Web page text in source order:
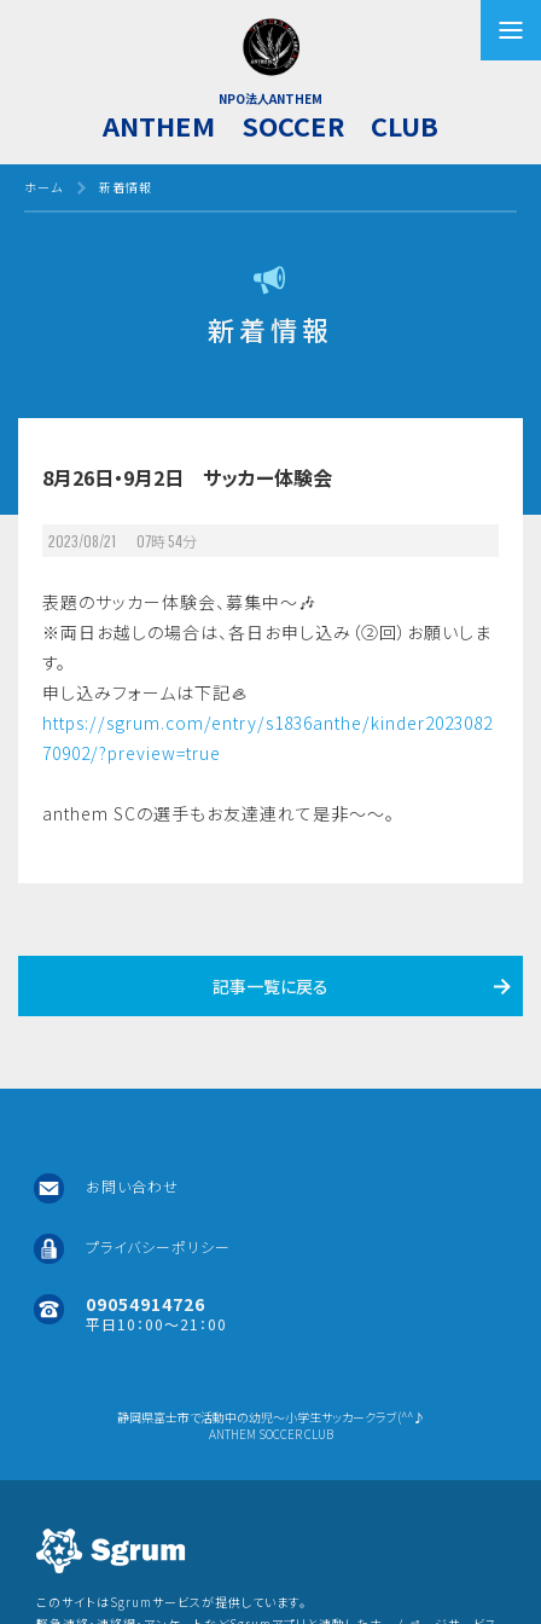
NPO法人ANTHEM
ANTHEM SOCCER CLUB
ホーム 新着情報
新着情報
8月26日・9月2日 サッカー体験会
2023/08/21 07時54分
表題のサッカー体験会、募集中〜🎶
※両日お越しの場合は、各日お申し込み（②回）お願いしま
す。
申し込みフォームは下記🦪
https://sgrum.com/entry/s1836anthe/kinder2023082
70902/?preview=true
anthem SCの選手もお友達連れて是非〜〜。
記事一覧に戻る
お問い合わせ
プライバシーポリシー
09054914726
平日10：00～21：00
静岡県富士市で活動中の幼児～小学生サッカークラブ(^^♪
ANTHEM SOCCER CLUB
このサイトはSgrumサービスが提供しています。